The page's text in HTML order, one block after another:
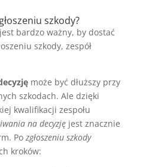
szkody?
bardzo ważny, by dostać
szkody, zespół
może być dłuższy przy
szkodach. Ale dzięki
kwalifikacji zespołu
na decyzjęjest znacznie
Po zgłoszeniu szkody
kroków: